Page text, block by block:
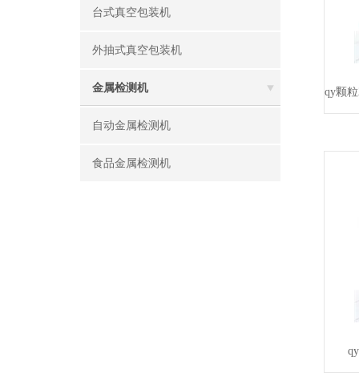
台式真空包装机
外抽式真空包装机
金属检测机
自动金属检测机
食品金属检测机